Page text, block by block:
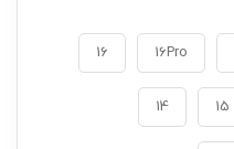
16Pro
16
15
14